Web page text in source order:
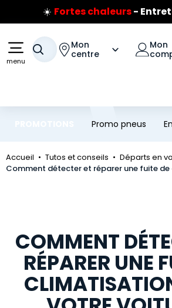
Aller au contenu principal
Aller à la navigation
☀️ Fortes chaleurs-
Prix coûtant pneus
🔥
Jusqu'à 120€ remboursés
sur les
menu
Votre recherche
Mon
centre
Mon
Promo pneus
Accueil Tutos et conseils
Départs en
Comment détecter et réparer une fuite
COMMENT
RÉPARER UNE